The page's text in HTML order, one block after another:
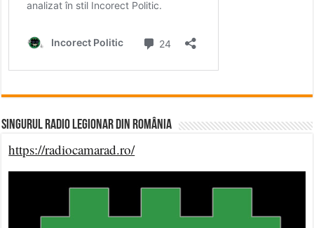
Singurul Radio Legionar din România
https://radiocamarad.ro/